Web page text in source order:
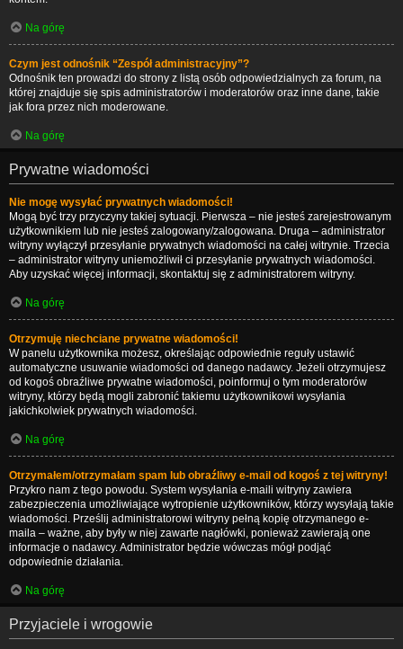
Na górę
Czym jest odnośnik “Zespół administracyjny”?
Odnośnik ten prowadzi do strony z listą osób odpowiedzialnych za forum, na
której znajduje się spis administratorów i moderatorów oraz inne dane, takie
jak fora przez nich moderowane.
Na górę
Prywatne wiadomości
Nie mogę wysyłać prywatnych wiadomości!
Mogą być trzy przyczyny takiej sytuacji. Pierwsza – nie jesteś zarejestrowanym
użytkownikiem lub nie jesteś zalogowany/zalogowana. Druga – administrator
witryny wyłączył przesyłanie prywatnych wiadomości na całej witrynie. Trzecia
– administrator witryny uniemożliwił ci przesyłanie prywatnych wiadomości.
Aby uzyskać więcej informacji, skontaktuj się z administratorem witryny.
Na górę
Otrzymuję niechciane prywatne wiadomości!
W panelu użytkownika możesz, określając odpowiednie reguły ustawić
automatyczne usuwanie wiadomości od danego nadawcy. Jeżeli otrzymujesz
od kogoś obraźliwe prywatne wiadomości, poinformuj o tym moderatorów
witryny, którzy będą mogli zabronić takiemu użytkownikowi wysyłania
jakichkolwiek prywatnych wiadomości.
Na górę
Otrzymałem/otrzymałam spam lub obraźliwy e-mail od kogoś z tej witryny!
Przykro nam z tego powodu. System wysyłania e-maili witryny zawiera
zabezpieczenia umożliwiające wytropienie użytkowników, którzy wysyłają takie
wiadomości. Prześlij administratorowi witryny pełną kopię otrzymanego e-
maila – ważne, aby były w niej zawarte nagłówki, ponieważ zawierają one
informacje o nadawcy. Administrator będzie wówczas mógł podjąć
odpowiednie działania.
Na górę
Przyjaciele i wrogowie